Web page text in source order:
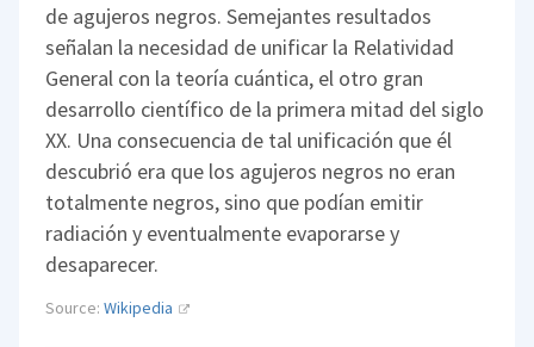
de agujeros negros. Semejantes resultados
señalan la necesidad de unificar la Relatividad
General con la teoría cuántica, el otro gran
desarrollo científico de la primera mitad del siglo
XX. Una consecuencia de tal unificación que él
descubrió era que los agujeros negros no eran
totalmente negros, sino que podían emitir
radiación y eventualmente evaporarse y
desaparecer.
Source:Wikipedia